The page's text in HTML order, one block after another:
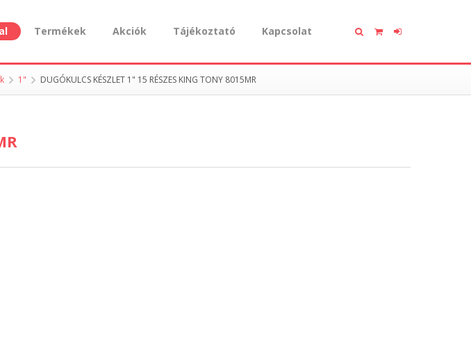
Termékek Akciók Tájékoztató Kapcsolat
1" DUGÓKULCS KÉSZLET 1" 15 RÉSZES KING TONY 8015MR